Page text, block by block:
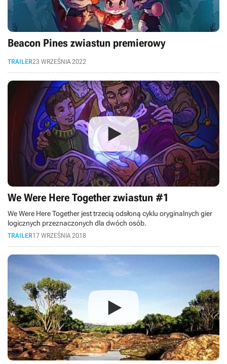
Beacon Pines zwiastun premierowy
TRAILER23 WRZEŚNIA 2022
We Were Here Together zwiastun #1
We Were Here Together jest trzecią odsłoną cyklu oryginalnych gier
logicznych przeznaczonych dla dwóch osób.
TRAILER17 WRZEŚNIA 2018